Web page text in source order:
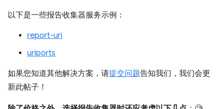
以下是一些报告收集器服务示例：
report-uri
uriports
如果您知道其他解决方案，请提交问题告知我们，我们会更
新此帖子！